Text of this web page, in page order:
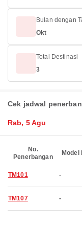
Bulan dengan
Okt
Total Destinasi
3
Cek jadwal
Rab, 5 Agu
No.
Penerbangan
Model
TM101 -
TM107 -